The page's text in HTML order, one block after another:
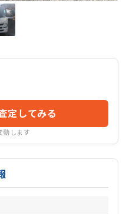
定してみる
動します